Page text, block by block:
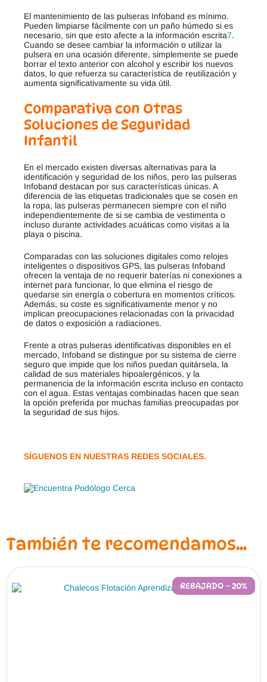
El mantenimiento de las pulseras Infoband es mínimo.
Pueden limpiarse fácilmente con un paño húmedo si es
necesario, sin que esto afecte a la información escrita7.
Cuando se desee cambiar la información o utilizar la
pulsera en una ocasión diferente, simplemente se puede
borrar el texto anterior con alcohol y escribir los nuevos
datos, lo que refuerza su característica de reutilización y
aumenta significativamente su vida útil.
Comparativa con Otras
Soluciones de Seguridad
Infantil
En el mercado existen diversas alternativas para la
identificación y seguridad de los niños, pero las pulseras
Infoband destacan por sus características únicas. A
diferencia de las etiquetas tradicionales que se cosen en
la ropa, las pulseras permanecen siempre con el niño
independientemente de si se cambia de vestimenta o
incluso durante actividades acuáticas como visitas a la
playa o piscina.
Comparadas con las soluciones digitales como relojes
inteligentes o dispositivos GPS, las pulseras Infoband
ofrecen la ventaja de no requerir baterías ni conexiones a
internet para funcionar, lo que elimina el riesgo de
quedarse sin energía o cobertura en momentos críticos.
Además, su coste es significativamente menor y no
implican preocupaciones relacionadas con la privacidad
de datos o exposición a radiaciones.
Frente a otras pulseras identificativas disponibles en el
mercado, Infoband se distingue por su sistema de cierre
seguro que impide que los niños puedan quitársela, la
calidad de sus materiales hipoalergénicos, y la
permanencia de la información escrita incluso en contacto
con el agua. Estas ventajas combinadas hacen que sean
la opción preferida por muchas familias preocupadas por
la seguridad de sus hijos.
SÍGUENOS EN NUESTRAS REDES SOCIALES.
También te recomendamos…
REBAJADO – 20%